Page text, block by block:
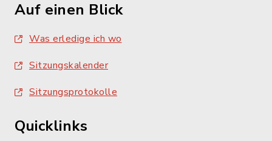
Auf einen Blick
Was erledige ich wo
Sitzungskalender
Sitzungsprotokolle
Quicklinks